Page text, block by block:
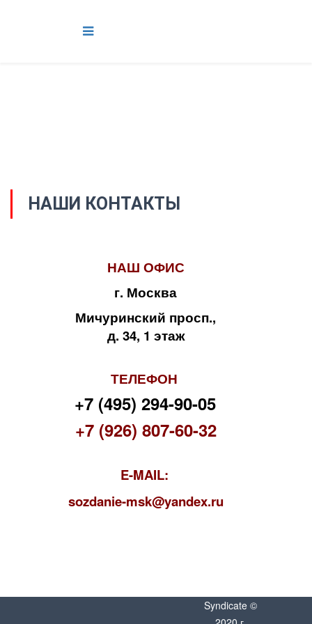
НАШИ КОНТАКТЫ
НАШ ОФИС
г. Москва
Мичуринский просп.,
д. 34, 1 этаж
ТЕЛЕФОН
+7 (495) 294-90-05
+7 (926) 807-60-32
E-MAIL:
sozdanie-msk@yandex.ru
Syndicate ©